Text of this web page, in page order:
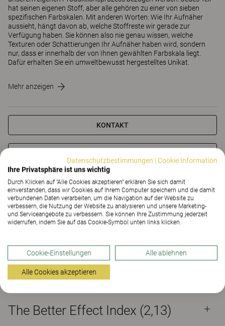
hat seinen eigenen Stoff, aber alle gehören zu einer von sieben
spezifischen Farbskalen. Mit anderen Worten: Wie Ihr Aufnäher
aussieht, hängt davon ab, welche Stoffreste wir gerade zur
Verfügung haben. Sie können also nie genau wissen, welche
Texturen oder Schattierungen Ihr Aufnäher haben wird, sondern
nur, dass er innerhalb der von Ihnen gewählten Farbskala liegt.
Dafür erhalten Sie ein umweltbewusst hergestelltes Unikat.
Mehr anzeigen
KONTAKT
Downloads (3) The Better Effect Index (2,13)
Zertifikate
Downloads (3)
The Better Effect Index (2,13)
Datenschutzbestimmungen |Cookie Information
Ihre Privatsphäre ist uns wichtig
Durch Klicken auf "Alle Cookies akzeptieren" erklären Sie sich damit
einverstanden, dass wir Cookies auf Ihrem Computer speichern und die damit
verbundenen Daten verarbeiten, um die Navigation auf der Website zu
verbessern, die Nutzung der Website zu analysieren und unsere Marketing-
und Serviceangebote zu verbessern. Sie können Ihre Zustimmung jederzeit
widerrufen, indem Sie auf das Cookie-Symbol unten links klicken.
Cookie-Einstellungen Alle ablehnen
Alle Cookies akzeptieren